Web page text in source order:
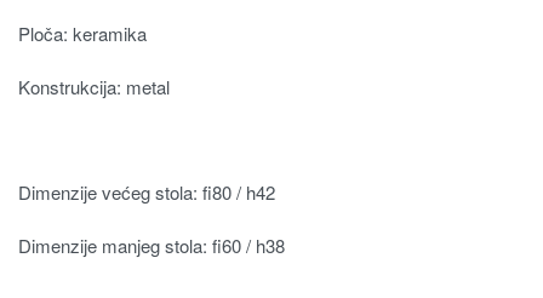
Ploča: keramika
Konstrukcija: metal
Dimenzije većeg stola: fi80 / h42
Dimenzije manjeg stola: fi60 / h38